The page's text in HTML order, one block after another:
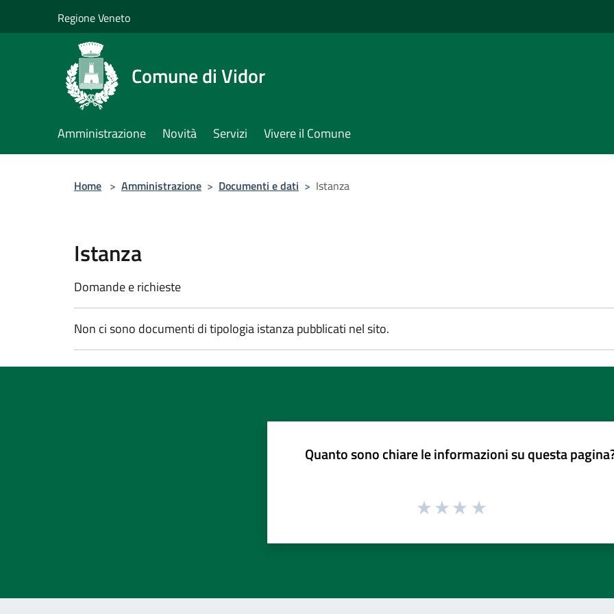
Regione Veneto
Comune di Vidor
Amministrazione Novità Servizi Vivere il Comune
Home > Amministrazione > Documenti e dati > Istanza
Istanza
Domande e richieste
Non ci sono documenti di tipologia istanza pubblicati nel sito.
Quanto sono chiare le informazioni su questa